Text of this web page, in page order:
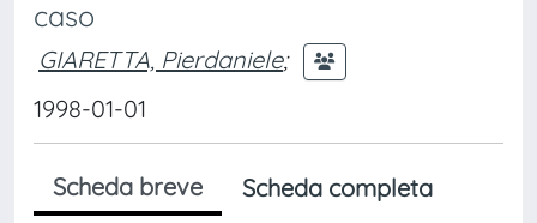
caso
GIARETTA, Pierdaniele;
1998-01-01
Scheda breve
Scheda completa